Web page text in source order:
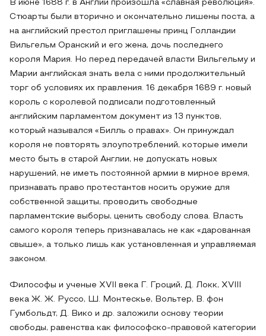
В июне 1688 г. в Англии произошла «славная революция».
Стюарты были вторично и окончательно лишены поста, а
на английский престол приглашены принц Голландии
Вильгельм Оранский и его жена, дочь последнего
короля Мария. Но перед передачей власти Вильгельму и
Марии английская знать вела с ними продолжительный
торг об условиях их правления. 16 декабря 1689 г. новый
король с королевой подписали подготовленный
английским парламентом документ из 13 пунктов,
который назывался «Билль о правах». Он принуждал
короля не повторять злоупотреблений, которые имели
место быть в старой Англии, не допускать новых
нарушений, не иметь постоянной армии в мирное время,
признавать право протестантов носить оружие для
собственной защиты, проводить свободные
парламентские выборы, ценить свободу слова. Власть
самого короля теперь признавалась не как «дарованная
свыше», а только лишь как установленная и управляемая
законом.
Философы и ученые XVII века Г. Гроций, Д. Локк, XVIII
века Ж. Ж. Руссо, Ш. Монтескье, Вольтер, В. фон
Гумбольдт, Д. Вико и др. заложили основу теории
свободы, равенства как философско-правовой категории